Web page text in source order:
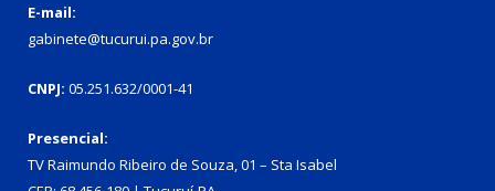
E-mail:
gabinete@tucurui.pa.gov.br
CNPJ: 05.251.632/0001-41
Presencial:
TV Raimundo Ribeiro de Souza, 01 – Sta Isabel